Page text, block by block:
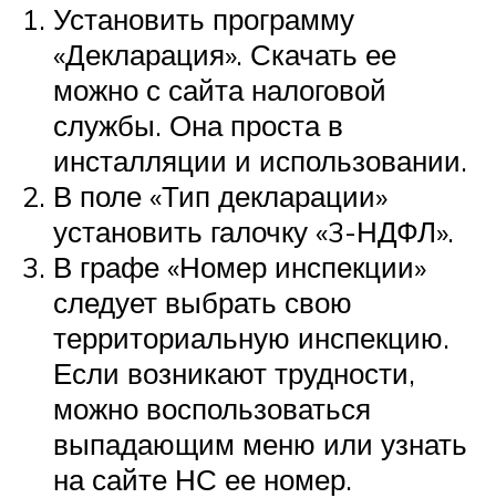
Установить программу
«Декларация». Скачать ее
можно с сайта налоговой
службы. Она проста в
инсталляции и использовании.
В поле «Тип декларации»
установить галочку «3-НДФЛ».
В графе «Номер инспекции»
следует выбрать свою
территориальную инспекцию.
Если возникают трудности,
можно воспользоваться
выпадающим меню или узнать
на сайте НС ее номер.